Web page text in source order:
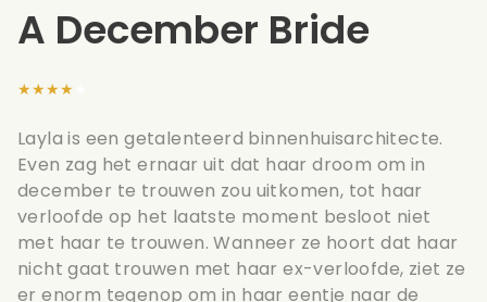
A December Bride
★★★★★
Layla is een getalenteerd binnenhuisarchitecte.
Even zag het ernaar uit dat haar droom om in
december te trouwen zou uitkomen, tot haar
verloofde op het laatste moment besloot niet
met haar te trouwen. Wanneer ze hoort dat haar
nicht gaat trouwen met haar ex-verloofde, ziet ze
er enorm tegenop om in haar eentje naar de